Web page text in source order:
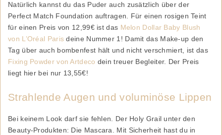
Natürlich kannst du das Puder auch zusätzlich über der
Perfect Match Foundation auftragen. Für einen rosigen Teint
für einen Preis von 12,99€ ist das Melon Dollar Baby Blush
von L’Oréal Paris deine Nummer 1! Damit das Make-up den
Tag über auch bombenfest hält und nicht verschmiert, ist das
Fixing Powder von Artdeco dein treuer Begleiter. Der Preis
liegt hier bei nur 13,55€!
Strahlende Augen und voluminöse Lippen
Bei keinem Look darf sie fehlen. Der Holy Grail unter den
Beauty-Produkten: Die Mascara. Mit Sicherheit hast du in